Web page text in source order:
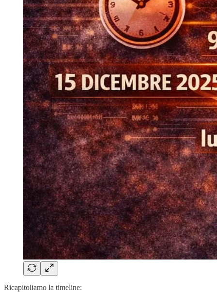
Ricapitoliamo la timeline: